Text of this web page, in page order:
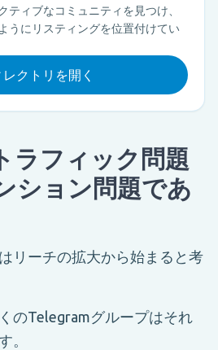
ティブなコミュニティを見つけ、
うにリスティングを位置付けてい
レクトリを開く
ラフィック問題
ション問題であ
リーチの拡大から始まると考
のTelegramグループはそれ
。